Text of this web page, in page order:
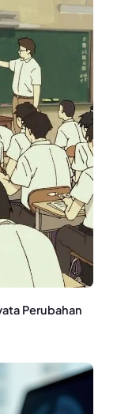
Perubahan